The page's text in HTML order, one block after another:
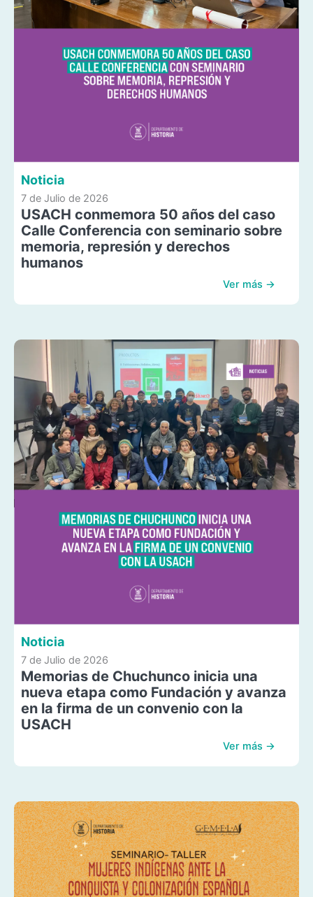
Noticia
7 de Julio de 2026
USACH conmemora 50 años del caso
Calle Conferencia con seminario sobre
memoria, represión y derechos
humanos
Ver más →
Noticia
7 de Julio de 2026
Memorias de Chuchunco inicia una
nueva etapa como Fundación y avanza
en la firma de un convenio con la
USACH
Ver más →